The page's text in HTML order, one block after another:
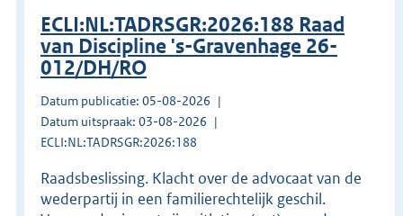
ECLI:NL:TADRSGR:2026:188 Raad
van Discipline 's-Gravenhage 26-
012/DH/RO
Datum publicatie: 05-08-2026
Datum uitspraak: 03-08-2026
ECLI:NL:TADRSGR:2026:188
Raadsbeslissing. Klacht over de advocaat van de
wederpartij in een familierechtelijk geschil.